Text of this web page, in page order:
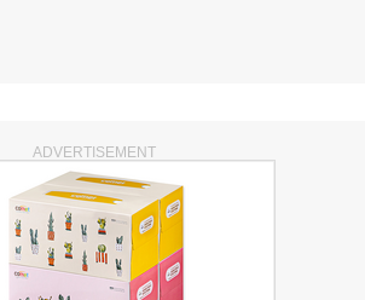
ADVERTISEMENT